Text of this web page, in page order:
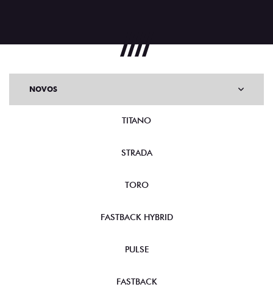
NOVOS
TITANO
STRADA
TORO
FASTBACK HYBRID
PULSE
FASTBACK